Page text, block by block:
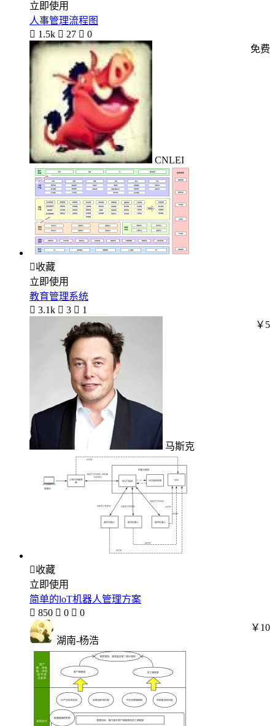
立即使用
人事管理流程图
 1.5k  27  0
CNLEI
免费
收藏
立即使用
教育管理系统
 3.1k  3  1
马斯克
￥5
收藏
立即使用
简单的loT机器人管理方案
 850  0  0
湖南-杨浩
￥10